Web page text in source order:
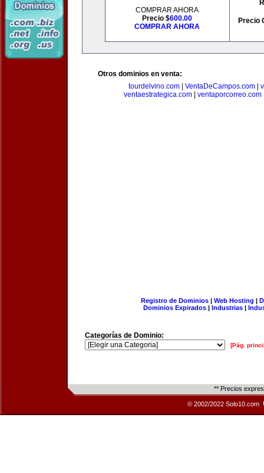
COMPRAR AHORA
Precio $600.00
COMPRAR AHORA
Precio
Otros dominios en venta:
tourdelvino.com| VentaDeCampos.com|
ventaestrategica.com| ventaporcorreo.com
Registro de Dominios| Web Hosting |
Dominios Expirados | Industrias |
Categorías de Dominio:
[Pág.
** Precios
© 2002/2022 Solo10.com